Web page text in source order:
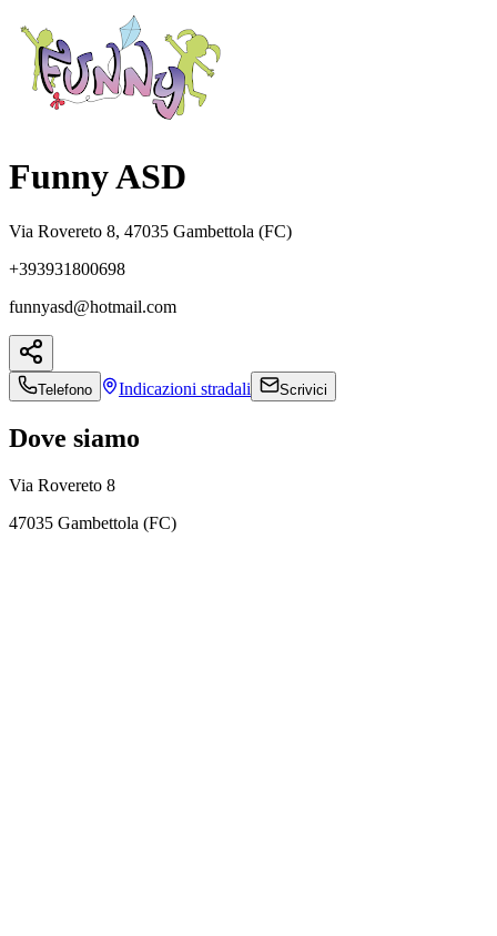
Funny ASD
Via Rovereto 8, 47035 Gambettola (FC)
+393931800698
funnyasd@hotmail.com
Telefono Indicazioni stradali Scrivici
Dove siamo
Via Rovereto 8
47035 Gambettola (FC)